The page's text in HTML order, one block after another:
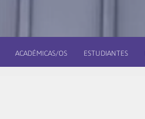
ACADÉMICAS/OS ESTUDIANTES